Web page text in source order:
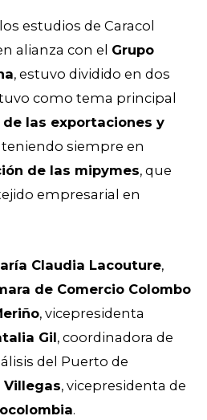
estudios de Caracol
alianza con el Grupo
, estuvo dividido en dos
como tema principal
las exportaciones y
teniendo siempre en
de las mipymes, que
empresarial en
Claudia Lacouture,
de Comercio Colombo
, vicepresidenta
Gil, coordinadora de
del Puerto de
Villegas, vicepresidenta de
.